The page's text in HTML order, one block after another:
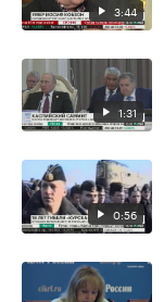
3:44
1:31
0:56